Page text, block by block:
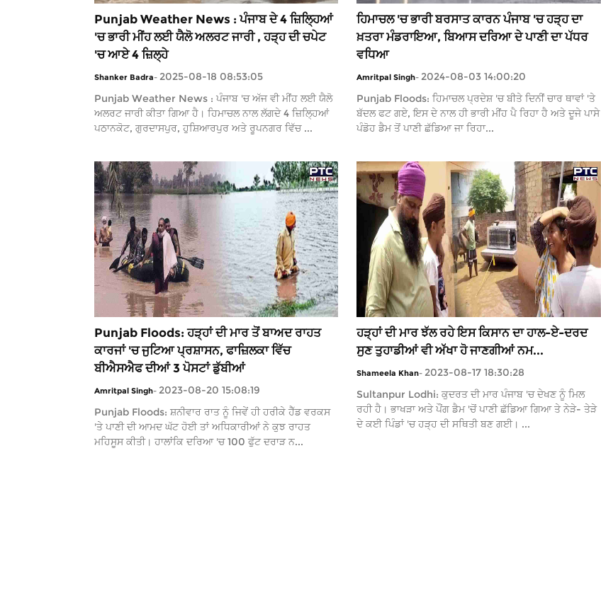
Punjab Weather News : ਪੰਜਾਬ ਦੇ 4 ਜ਼ਿਲ੍ਹਿਆਂ
'ਚ ਭਾਰੀ ਮੀਂਹ ਲਈ ਯੈਲੋ ਅਲਰਟ ਜਾਰੀ , ਹੜ੍ਹ ਦੀ ਚਪੇਟ
'ਚ ਆਏ 4 ਜ਼ਿਲ੍ਹੇ
Shanker Badra- 2025-08-18 08:53:05
Punjab Weather News : ਪੰਜਾਬ 'ਚ ਅੱਜ ਵੀ ਮੀਂਹ ਲਈ ਯੈਲੋ
ਅਲਰਟ ਜਾਰੀ ਕੀਤਾ ਗਿਆ ਹੈ। ਹਿਮਾਚਲ ਨਾਲ ਲੱਗਦੇ 4 ਜ਼ਿਲ੍ਹਿਆਂ
ਪਠਾਨਕੋਟ, ਗੁਰਦਾਸਪੁਰ, ਹੁਸ਼ਿਆਰਪੁਰ ਅਤੇ ਰੂਪਨਗਰ ਵਿੱਚ ...
ਹਿਮਾਚਲ 'ਚ ਭਾਰੀ ਬਰਸਾਤ ਕਾਰਨ ਪੰਜਾਬ 'ਚ ਹੜ੍ਹ ਦਾ
ਖ਼ਤਰਾ ਮੰਡਰਾਇਆ, ਬਿਆਸ ਦਰਿਆ ਦੇ ਪਾਣੀ ਦਾ ਪੱਧਰ
ਵਧਿਆ
Amritpal Singh- 2024-08-03 14:00:20
Punjab Floods: ਹਿਮਾਚਲ ਪ੍ਰਦੇਸ਼ 'ਚ ਬੀਤੇ ਦਿਨੀਂ ਚਾਰ ਥਾਵਾਂ 'ਤੇ
ਬੱਦਲ ਫਟ ਗਏ, ਇਸ ਦੇ ਨਾਲ ਹੀ ਭਾਰੀ ਮੀਂਹ ਪੈ ਰਿਹਾ ਹੈ ਅਤੇ ਦੂਜੇ ਪਾਸੇ
ਪੰਡੋਹ ਡੈਮ ਤੋਂ ਪਾਣੀ ਛੱਡਿਆ ਜਾ ਰਿਹਾ...
Punjab Floods: ਹੜ੍ਹਾਂ ਦੀ ਮਾਰ ਤੋਂ ਬਾਅਦ ਰਾਹਤ
ਕਾਰਜਾਂ 'ਚ ਜੁਟਿਆ ਪ੍ਰਸ਼ਾਸਨ, ਫਾਜ਼ਿਲਕਾ ਵਿੱਚ
ਬੀਐਸਐਫ ਦੀਆਂ 3 ਪੋਸਟਾਂ ਡੁੱਬੀਆਂ
Amritpal Singh- 2023-08-20 15:08:19
Punjab Floods: ਸ਼ਨੀਵਾਰ ਰਾਤ ਨੂੰ ਜਿਵੇਂ ਹੀ ਹਰੀਕੇ ਹੈੱਡ ਵਰਕਸ
'ਤੇ ਪਾਣੀ ਦੀ ਆਮਦ ਘੱਟ ਹੋਈ ਤਾਂ ਅਧਿਕਾਰੀਆਂ ਨੇ ਕੁਝ ਰਾਹਤ
ਮਹਿਸੂਸ ਕੀਤੀ। ਹਾਲਾਂਕਿ ਦਰਿਆ 'ਚ 100 ਫੁੱਟ ਦਰਾੜ ਨ...
ਹੜ੍ਹਾਂ ਦੀ ਮਾਰ ਝੱਲ ਰਹੇ ਇਸ ਕਿਸਾਨ ਦਾ ਹਾਲ-ਏ-ਦਰਦ
ਸੁਣ ਤੁਹਾਡੀਆਂ ਵੀ ਅੱਖਾ ਹੋ ਜਾਣਗੀਆਂ ਨਮ...
Shameela Khan- 2023-08-17 18:30:28
Sultanpur Lodhi: ਕੁਦਰਤ ਦੀ ਮਾਰ ਪੰਜਾਬ 'ਚ ਦੇਖਣ ਨੂੰ ਮਿਲ
ਰਹੀ ਹੈ। ਭਾਖੜਾ ਅਤੇ ਪੌਂਗ ਡੈਮ 'ਚੋਂ ਪਾਣੀ ਛੱਡਿਆ ਗਿਆ ਤੇ ਨੇੜੇ- ਤੇੜੇ
ਦੇ ਕਈ ਪਿੰਡਾਂ 'ਚ ਹੜ੍ਹ ਦੀ ਸਥਿਤੀ ਬਣ ਗਈ। ...